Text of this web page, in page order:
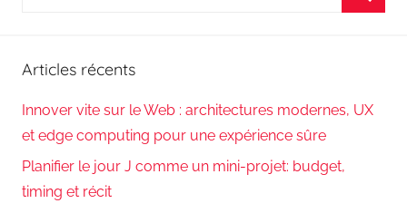
Articles récents
Innover vite sur le Web : architectures modernes, UX
et edge computing pour une expérience sûre
Planifier le jour J comme un mini-projet: budget,
timing et récit